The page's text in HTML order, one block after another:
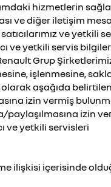
hizmetlerin
ve diğer iletişim
ve yetkili
ve yetkili servis
Grup
işlenmesine,
aşağıda
izin vermiş
paylaşılmasına izin
ve yetkili servisleri
ilişkisi içerisinde